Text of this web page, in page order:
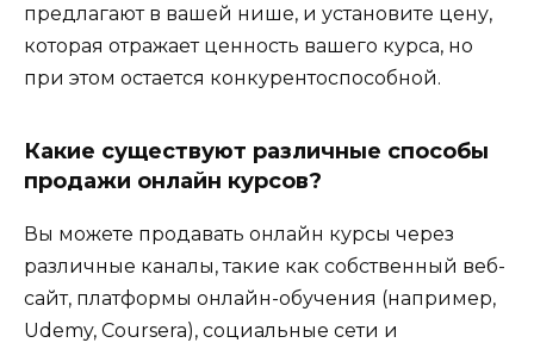
предлагают в вашей нише, и установите цену,
которая отражает ценность вашего курса, но
при этом остается конкурентоспособной.
Какие существуют различные способы
продажи онлайн курсов?
Вы можете продавать онлайн курсы через
различные каналы, такие как собственный веб-
сайт, платформы онлайн-обучения (например,
Udemy, Coursera), социальные сети и